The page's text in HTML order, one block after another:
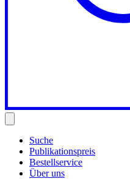
Suche
Publikationspreis
Bestellservice
Über uns